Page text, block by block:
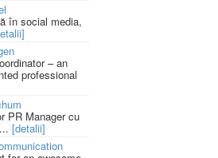
în social media,
– an
professional
PR Manager cu
[detalii]